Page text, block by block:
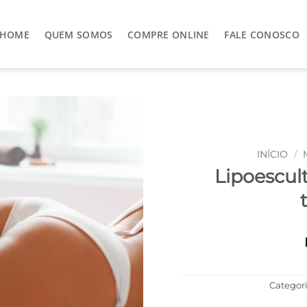
HOME QUEM SOMOS COMPRE ONLINE FALE CONOSCO
INÍCIO /